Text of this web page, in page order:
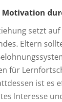
setzt
Eltern
für
ist es
Interesse